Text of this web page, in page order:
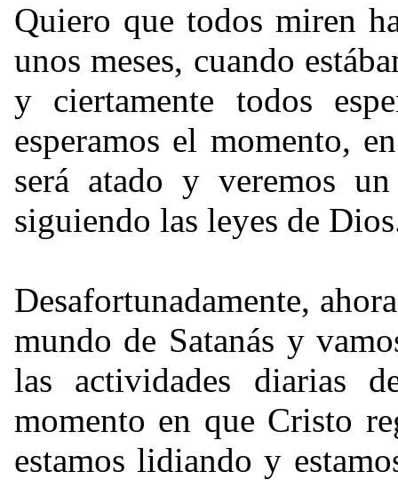
Quiero que todos miren
unos meses, cuando
y ciertamente todos
esperamos el momento,
será atado y veremos
siguiendo las leyes de
Desafortunadamente,
mundo de Satanás y
las actividades diarias
momento en que Cristo
estamos lidiando y